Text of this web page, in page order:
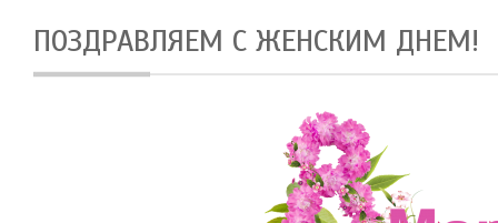
ПОЗДРАВЛЯЕМ С ЖЕНСКИМ ДНЕМ!